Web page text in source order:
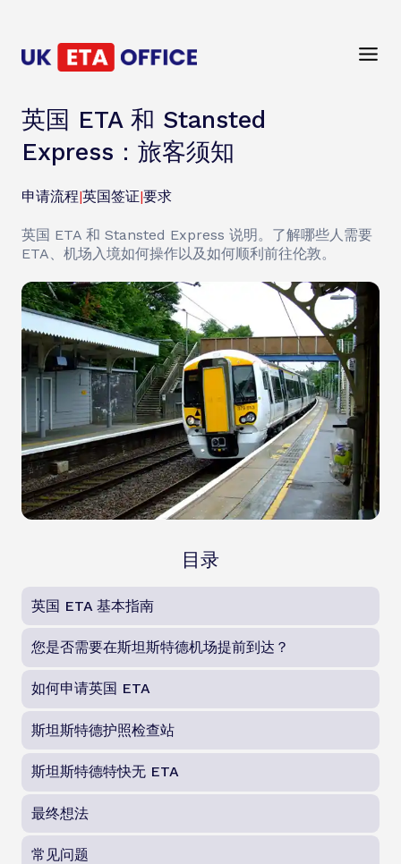
英国 ETA 和 Stansted
Express：旅客须知
申请流程|英国签证|要求
英国 ETA 和 Stansted Express 说明。了解哪些人需要
ETA、机场入境如何操作以及如何顺利前往伦敦。
目录
英国 ETA 基本指南
您是否需要在斯坦斯特德机场提前到达？
如何申请英国 ETA
斯坦斯特德护照检查站
斯坦斯特德特快无 ETA
最终想法
常见问题